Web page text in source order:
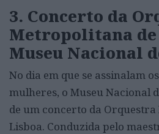
3. Concerto da
Metropolitana de
Museu Nacional
No dia em que se assinalam
mulheres, o Museu Nacional
de um concerto da
Lisboa. Conduzida pelo